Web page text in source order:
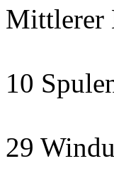
Mittlerer
10
29